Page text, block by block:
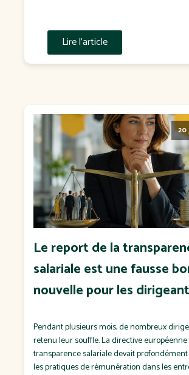
salaire "au cas […]
Lire l'article
20
Le report de la
salariale est une fausse
nouvelle pour les
Pendant plusieurs mois, de nombreux
retenu leur souffle. La directive
transparence salariale devait
les pratiques de rémunération dans les